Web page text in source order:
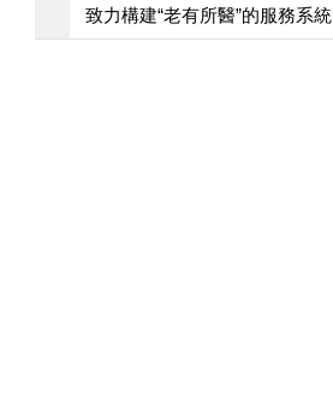
致力構建“老有所醫”的服務系統